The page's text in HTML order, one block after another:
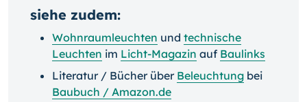
siehe zudem:
Wohnraumleuchten und technische
Leuchten im Licht-Magazin auf Baulinks
Literatur / Bücher über Beleuchtung bei
Baubuch / Amazon.de